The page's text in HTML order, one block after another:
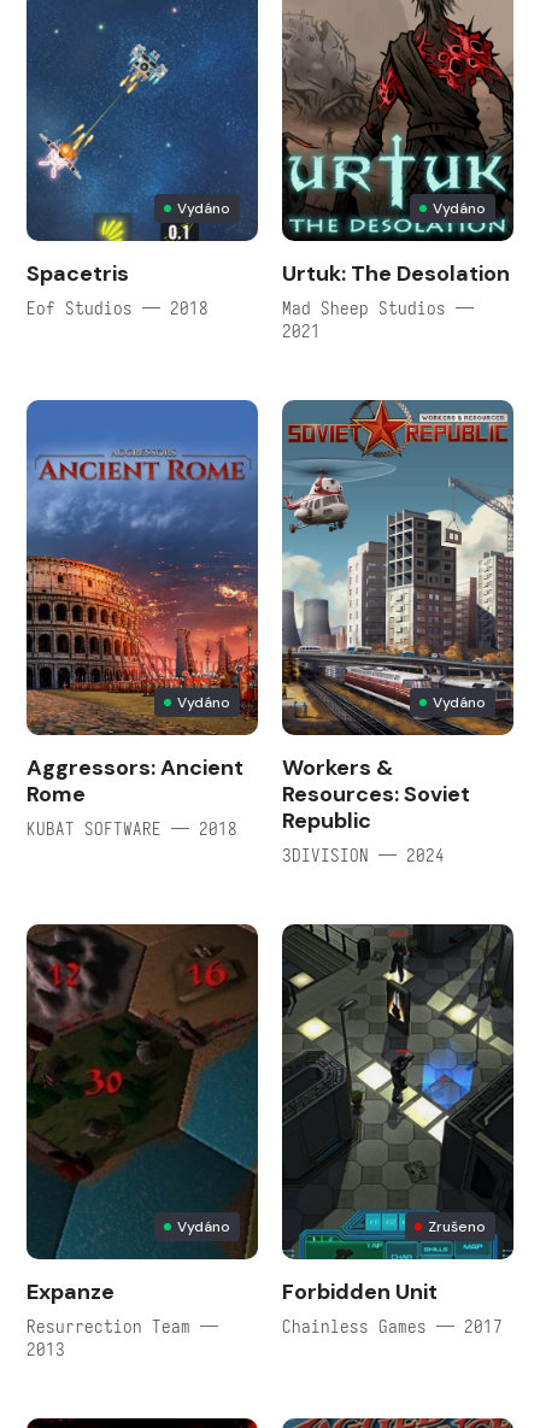
Vydáno
Spacetris
Eof Studios — 2018
Vydáno
Urtuk: The Desolation
Mad Sheep Studios —
2021
Vydáno
Aggressors: Ancient
Rome
KUBAT SOFTWARE — 2018
Vydáno
Workers &
Resources: Soviet
Republic
3DIVISION — 2024
Vydáno
Expanze
Resurrection Team —
2013
Zrušeno
Forbidden Unit
Chainless Games — 2017